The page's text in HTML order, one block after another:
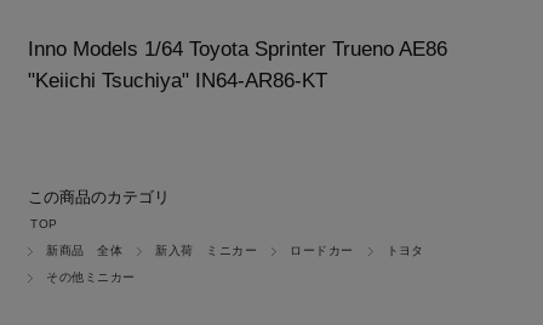
Inno Models 1/64 Toyota Sprinter Trueno AE86
"Keiichi Tsuchiya" IN64-AR86-KT
この商品のカテゴリ
TOP
新商品 全体
新入荷 ミニカー ロードカー
トヨタ
その他ミニカー